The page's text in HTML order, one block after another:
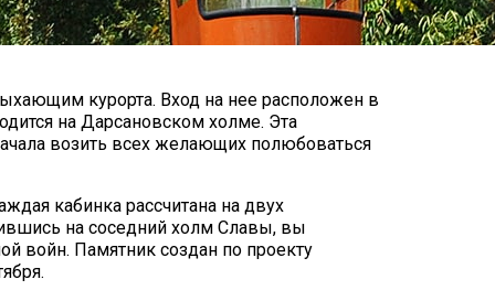
курорта. Вход на нее расположен в
на Дарсановском холме. Эта
возить всех желающих полюбоваться
кабинка рассчитана на двух
на соседний холм Славы, вы
войн. Памятник создан по проекту